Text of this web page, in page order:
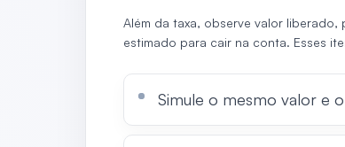
Além da taxa, observe valor
estimado para cair na conta. Esses
Simule o mesmo valor e